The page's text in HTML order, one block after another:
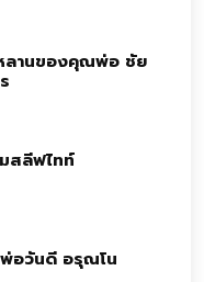
านของคุณพ่อ ชัย
สลีฟไทท์
อวันดี อรุณโน